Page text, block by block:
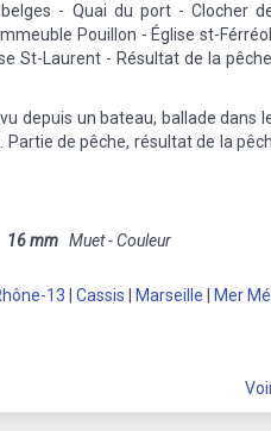
belges - Quai du port - Clocher
Pouillon - Église st-
St-Laurent - Résultat de la
depuis un bateau, ballade dans
Partie de pêche, résultat de la
16 mm Muet - Couleur
13 Cassis Marseille Mer